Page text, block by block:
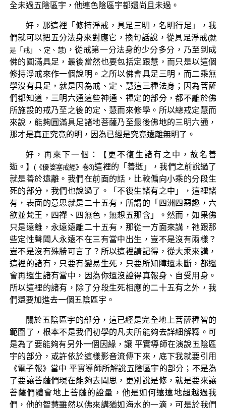
全未過五陰區宇，他連色陰區宇都還尚且未過。
好，那這裡「修持淨戒，具足三明，名明行足」，我
們就可以把五分法身來對應它，換句話說，從具足淨戒(就
是「戒」、定、慧) ，從戒第一分法身的少分多分，乃至到成
佛的圓滿具足，最後當然也要包括定跟慧，而只是以這個
修持淨戒來作一個說明。之所以佛會具足三明，而二乘無
學沒有具足，就是因為戒、定、慧這三種法身；因為菩薩
們都知道，三明六通這些神通、禪定的部分，都不離於佛
所施設的戒乃至之後的定、慧而來修學。所以總戒定慧而
來說，能夠圓滿具足諸地菩薩乃至最後佛地的三明六通，
那才是真正究竟的明，因為已經是究竟遠離無明了。
好，再來下一個：【更不復生諸有之中，故名善
逝。】(《優婆塞戒經》卷3)這裡的「善逝」，我們之前說過了
就是善於遠離。我們在前面的話，比較偏向小乘的分段生
死的部分，我們也說過了。「不復生諸有之中」，這裡諸
有，表面的意思就是二十五有，所謂的「四洲四惡趣，六
欲並梵王，四禪、四無色，無想五那含」。然而，如果佛
只是遠離，永遠遠離二十五有，那從一方面來講，祂跟那
些定性聲聞人永遠不在三有當中出生，豈不是沒有兩樣？
豈不是沒有殊勝可言了？所以這裡請記得，從大乘來講，
這裡的諸有，只要有變易生死，只要所知障還未斷，都還
會再還生諸有當中，因為你還沒證得真報身、自受用身。
所以這裡的諸有，除了分段生死相應的二十五有之外，我
們還要加進去一個五陰區宇。
關於五陰區宇的部分，這已經是完全地上菩薩種智的
範圍了，根本不是我們初學的凡夫所能夠去詳細解釋。可
是為了要能夠有另外一個因緣，讓 平實導師在演說五陰區
宇的部分，或許依於這樣影音流傳下來，底下我就要引用
《電子報》當中 平實導師所解說五陰區宇的部分；不是為
了要讓菩薩們現在能夠去聞思，更別說是修，就是要來讓
菩薩們體會地上菩薩的證量，他是如何遠遠地超越過我
們，他的智慧雖然以佛來講猶如海水的一滴，可是於我們